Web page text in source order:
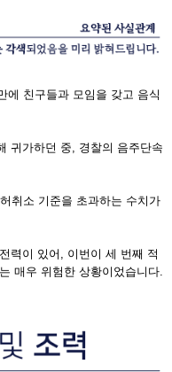
에 친구들과 모임을 갖고 음식
귀가하던 중, 경찰의 음주단속
취소 기준을 초과하는 수치가
력이 있어, 이번이 세 번째 적
매우 위험한 상황이었습니다.